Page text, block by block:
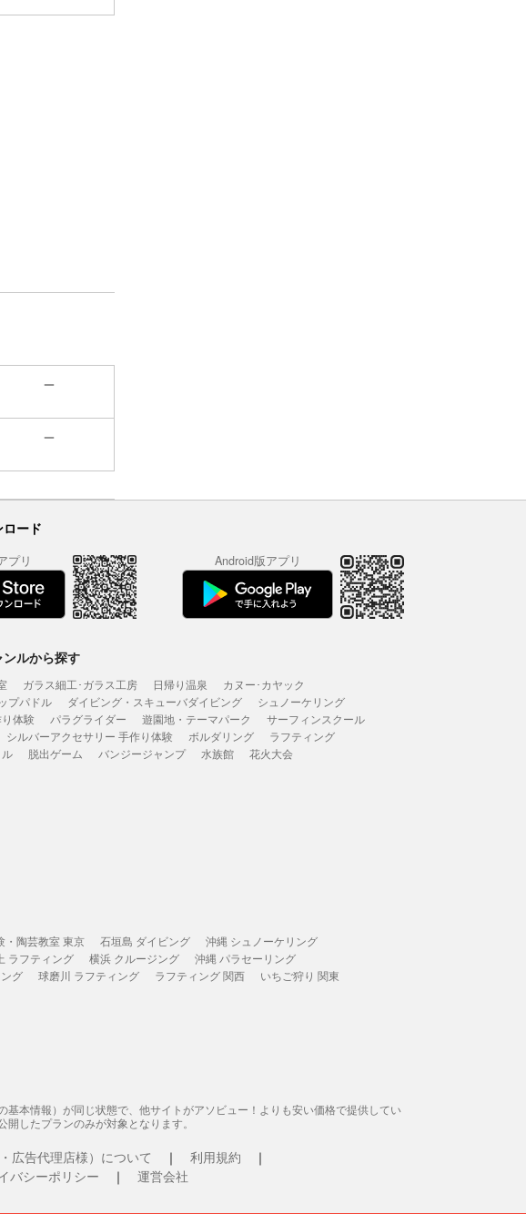
ード
プリ Android版アプリ
ルから探す
ガラス細工･ガラス工房 日帰り温泉
カヌー･カヤック
プパドル
ダイビング・スキューバダイビング
シュノーケリング
体験
パラグライダー 遊園地・テーマパーク
サーフィンスクール
シルバーアクセサリー 手作り体験 ボルダリング
ラフティング
脱出ゲーム バンジージャンプ 水族館 花火大会
・陶芸教室 東京 石垣島 ダイビング
沖縄 シュノーケリング
ラフティング 横浜 クルージング
沖縄 パラセーリング
グ 球磨川 ラフティング ラフティング 関西
いちご狩り 関東
本情報）が同じ状態で、他サイトがアソビュー！よりも安い価格で提供してい
したプランのみが対象となります。
広告代理店様）について
利用規約
バシーポリシー 運営会社